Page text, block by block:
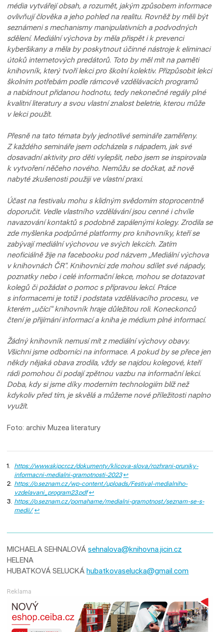
média vytvářejí obsah, a rozumět, jakým způsobem informace
ovlivňují člověka a jeho pohled na realitu. Rovněž by měli být
seznámeni s mechanismy manipulativních a podvodných
sdělení. Mediální výchova by měla přispět i k prevenci
kyberšikany a měla by poskytnout účinné nástroje k eliminaci
útoků internetových predátorů. Toto by měl mít na paměti
knihovník, který tvoří lekci pro školní kolektiv. Přizpůsobit lekci
školním potřebám podle rámcově vzdělávacích programů
a nabídnout přidanou hodnotu, tedy nekonečné regály plné
kvalitní literatury a svou vlastní znalost beletrie, kterou může
v lekci použít.
Přesně na tato témata byly jednotlivé semináře zaměřeny.
Z každého semináře jsem odcházela s nápadem, jak své
dosavadní aktivity pro děti vylepšit, nebo jsem se inspirovala
k vytvoření něčeho nového. Nemůžu se dočkat, až nově
nabyté zkušenosti použiji ve vlastní praxi.
Účast na festivalu mohu s klidným svědomím stoprocentně
doporučit. Vedle vlastního vzdělávání jsou cenné i chvíle
navazování kontaktů s podobně zapálenými kolegy. Zrodila se
zde myšlenka podpůrné platformy pro knihovníky, kteří se
zabývají mediální výchovou ve svých lekcích. Zatím
neoficiálně žije na facebooku pod názvem „Mediální výchova
v knihovnách ČR“. Knihovníci zde mohou sdílet své nápady,
poznatky nebo i celé informační lekce, mohou se dotazovat
kolegů či požádat o pomoc s přípravou lekcí. Práce
s informacemi je totiž i podstata vzdělávacího procesu, ve
kterém „učící“ knihovník hraje důležitou roli. Koneckonců
čtení je přijímání informací a kniha je médium plné informací.
Žádný knihovník nemusí mít z mediální výchovy obavy.
Všichni jsme odborníci na informace. A pokud by se přece jen
někdy nějaká obava zrodila, vždy se najdou kolegové, kteří
rádi pomohou či podají zpětnou vazbu na informační lekci.
Doba, kdy si jsme díky moderním technologiím blíž než
kdykoliv před tím, je skvělá a můžeme nové příležitosti naplno
využít.
Foto: archiv Muzea literatury
https://www.skipcr.cz/dokumenty/klicova-slova/rozhrani-pruniky-
informacni-medialni-gramotnosti-2023 ↩︎
https://o.seznam.cz/wp-content/uploads/Festival-medialniho-
vzdelavani_program23.pdf ↩︎
https://o.seznam.cz/pomahame/medialni-gramotnost/seznam-se-s-
medii/ ↩︎
MICHAELA SEHNALOVÁsehnalova@knihovna.jicin.cz
HELENA
HUBATKOVÁ SELUCKÁhubatkovaselucka@gmail.com
Reklama